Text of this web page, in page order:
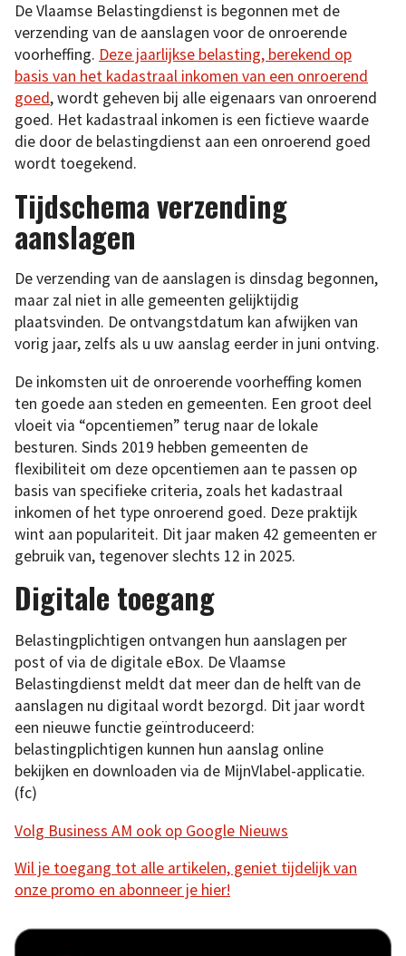
De Vlaamse Belastingdienst is begonnen met de
verzending van de aanslagen voor de onroerende
voorheffing. Deze jaarlijkse belasting, berekend op
basis van het kadastraal inkomen van een onroerend
goed, wordt geheven bij alle eigenaars van onroerend
goed. Het kadastraal inkomen is een fictieve waarde
die door de belastingdienst aan een onroerend goed
wordt toegekend.
Tijdschema verzending
aanslagen
De verzending van de aanslagen is dinsdag begonnen,
maar zal niet in alle gemeenten gelijktijdig
plaatsvinden. De ontvangstdatum kan afwijken van
vorig jaar, zelfs als u uw aanslag eerder in juni ontving.
De inkomsten uit de onroerende voorheffing komen
ten goede aan steden en gemeenten. Een groot deel
vloeit via “opcentiemen” terug naar de lokale
besturen. Sinds 2019 hebben gemeenten de
flexibiliteit om deze opcentiemen aan te passen op
basis van specifieke criteria, zoals het kadastraal
inkomen of het type onroerend goed. Deze praktijk
wint aan populariteit. Dit jaar maken 42 gemeenten er
gebruik van, tegenover slechts 12 in 2025.
Digitale toegang
Belastingplichtigen ontvangen hun aanslagen per
post of via de digitale eBox. De Vlaamse
Belastingdienst meldt dat meer dan de helft van de
aanslagen nu digitaal wordt bezorgd. Dit jaar wordt
een nieuwe functie geïntroduceerd:
belastingplichtigen kunnen hun aanslag online
bekijken en downloaden via de MijnVlabel-applicatie.
(fc)
Volg Business AM ook op Google Nieuws
Wil je toegang tot alle artikelen, geniet tijdelijk van
onze promo en abonneer je hier!